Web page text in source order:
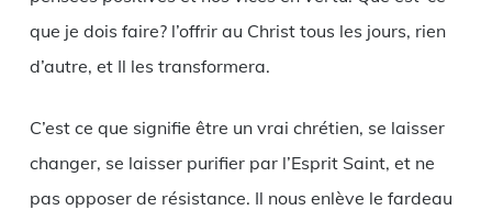
que je dois faire? l’offrir au Christ tous les jours, rien
d’autre, et Il les transformera.
C’est ce que signifie être un vrai chrétien, se laisser
changer, se laisser purifier par l’Esprit Saint, et ne
pas opposer de résistance. Il nous enlève le fardeau